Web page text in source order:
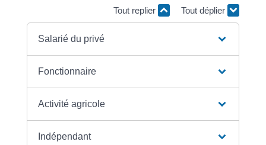
Tout replier Tout déplier
Salarié du privé
Fonctionnaire
Activité agricole
Indépendant